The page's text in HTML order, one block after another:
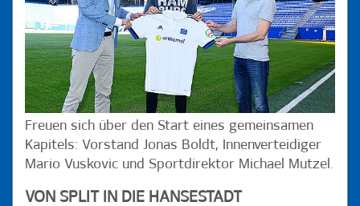
Freuen sich über den Start eines gemeinsamen
Kapitels: Vorstand Jonas Boldt, Innenverteidiger
Mario Vuskovic und Sportdirektor Michael Mutzel.
VON SPLIT IN DIE HANSESTADT